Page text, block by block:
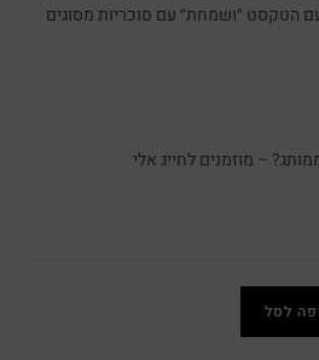
הטקסט ״ושמחת״ עם סוכריות מסוגים
– מוזמנים לחייג אלי
לסל